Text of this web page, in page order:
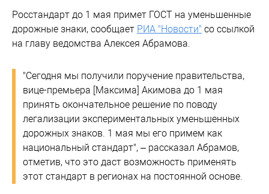
Росстандарт до 1 мая примет ГОСТ на уменьшенные
дорожные знаки, сообщает РИА "Новости" со ссылкой
на главу ведомства Алексея Абрамова.
"Сегодня мы получили поручение правительства,
вице-премьера [Максима] Акимова до 1 мая
принять окончательное решение по поводу
легализации экспериментальных уменьшенных
дорожных знаков. 1 мая мы его примем как
национальный стандарт", – рассказал Абрамов,
отметив, что это даст возможность применять
этот стандарт в регионах на постоянной основе.